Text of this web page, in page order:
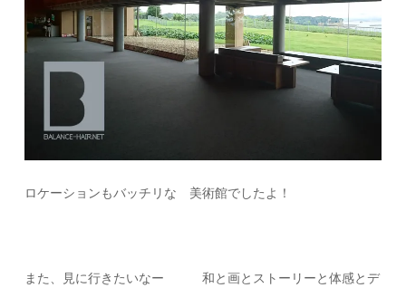
ロケーションもバッチリな 美術館でしたよ！
また、見に行きたいなー 和と画とストーリーと体感とデ